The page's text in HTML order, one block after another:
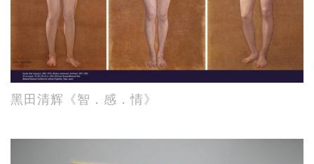
黑田清辉《智．感．情》